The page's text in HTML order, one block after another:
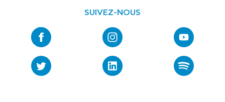
SUIVEZ-NOUS